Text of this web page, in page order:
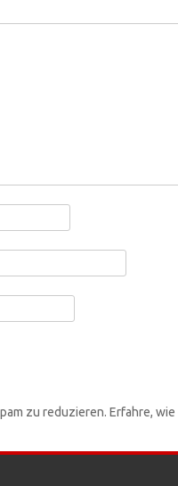
zu reduzieren. Erfahre,